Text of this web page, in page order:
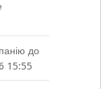
до
15:55